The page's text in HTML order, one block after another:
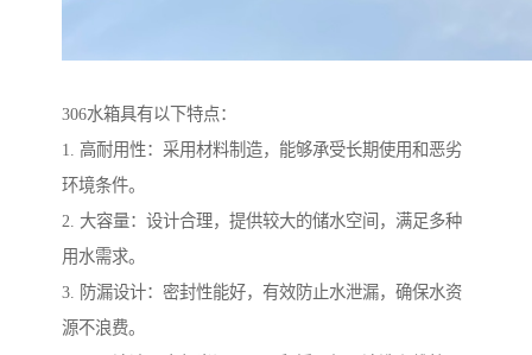
306水箱具有以下特点：
1. 高耐用性：采用材料制造，能够承受长期使用和恶劣
环境条件。
2. 大容量：设计合理，提供较大的储水空间，满足多种
用水需求。
3. 防漏设计：密封性能好，有效防止水泄漏，确保水资
源不浪费。